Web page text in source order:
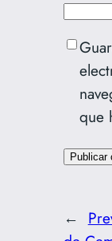
que
←